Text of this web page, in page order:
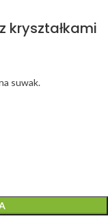
kryształkami
suwak.